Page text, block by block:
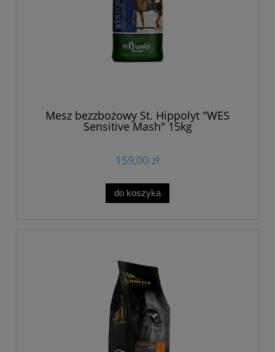
Mesz bezzbożowy St. Hippolyt "WES
Sensitive Mash" 15kg
159,00 zł
do koszyka